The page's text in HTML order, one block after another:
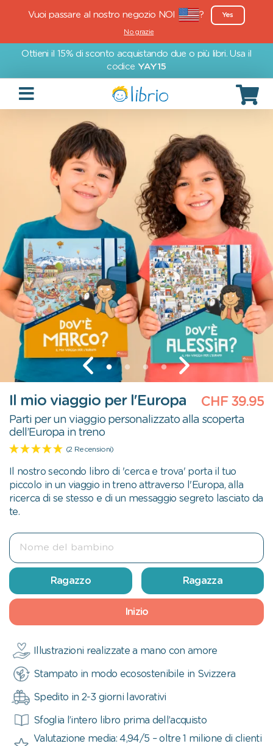
Vuoi passare al nostro negozio NOI ? Yes
No grazie
Ottieni il 15% di sconto acquistando due o più libri. Usa il
codice YAY15
Il mio viaggio per l'Europa CHF 39.95
Parti per un viaggio personalizzato alla scoperta
dell’Europa in treno
(2 Recensioni)
Il nostro secondo libro di 'cerca e trova' porta il tuo
piccolo in un viaggio in treno attraverso l'Europa, alla
ricerca di se stesso e di un messaggio segreto lasciato da
te.
Illustrazioni realizzate a mano con amore
Stampato in modo ecosostenibile in Svizzera
Spedito in 2-3 giorni lavorativi
Sfoglia l’intero libro prima dell’acquisto
Valutazione media: 4,94/5 – oltre 1 milione di clienti
Ragazzo Ragazza
Inizio